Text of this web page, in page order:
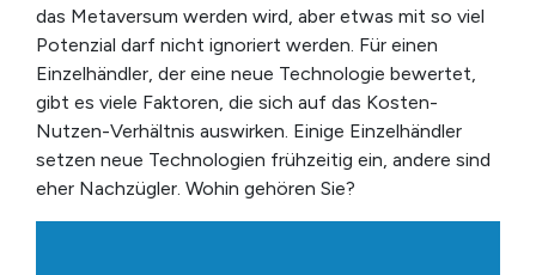
das Metaversum werden wird, aber etwas mit so viel
Potenzial darf nicht ignoriert werden. Für einen
Einzelhändler, der eine neue Technologie bewertet,
gibt es viele Faktoren, die sich auf das Kosten-
Nutzen-Verhältnis auswirken. Einige Einzelhändler
setzen neue Technologien frühzeitig ein, andere sind
eher Nachzügler. Wohin gehören Sie?